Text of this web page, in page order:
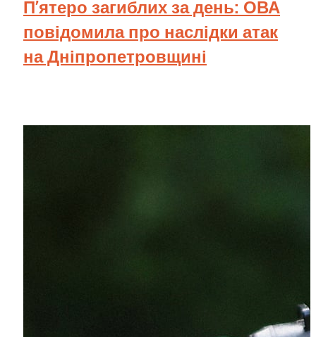
П’ятеро загиблих за день: ОВА
повідомила про наслідки атак
на Дніпропетровщині